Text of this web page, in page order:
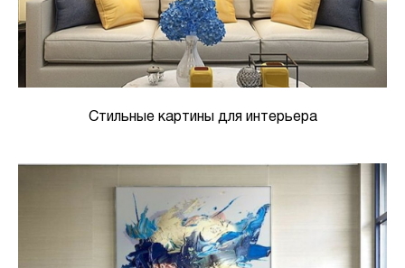
Стильные картины для интерьера